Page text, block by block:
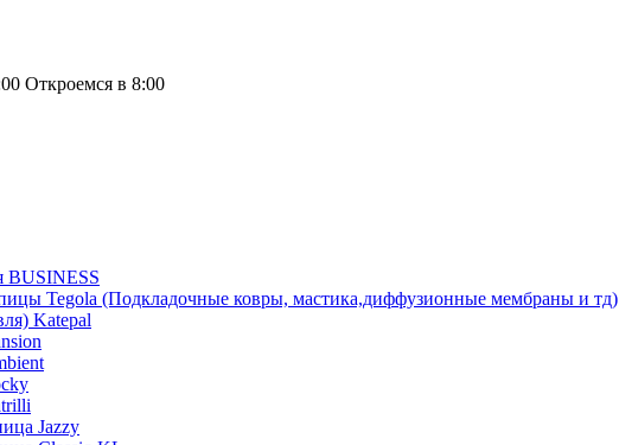
Откроемся в 8:00
BUSINESS
Tegola (Подкладочные ковры, мастика,диффузионные мембраны и тд)
Katepal
Jazzy